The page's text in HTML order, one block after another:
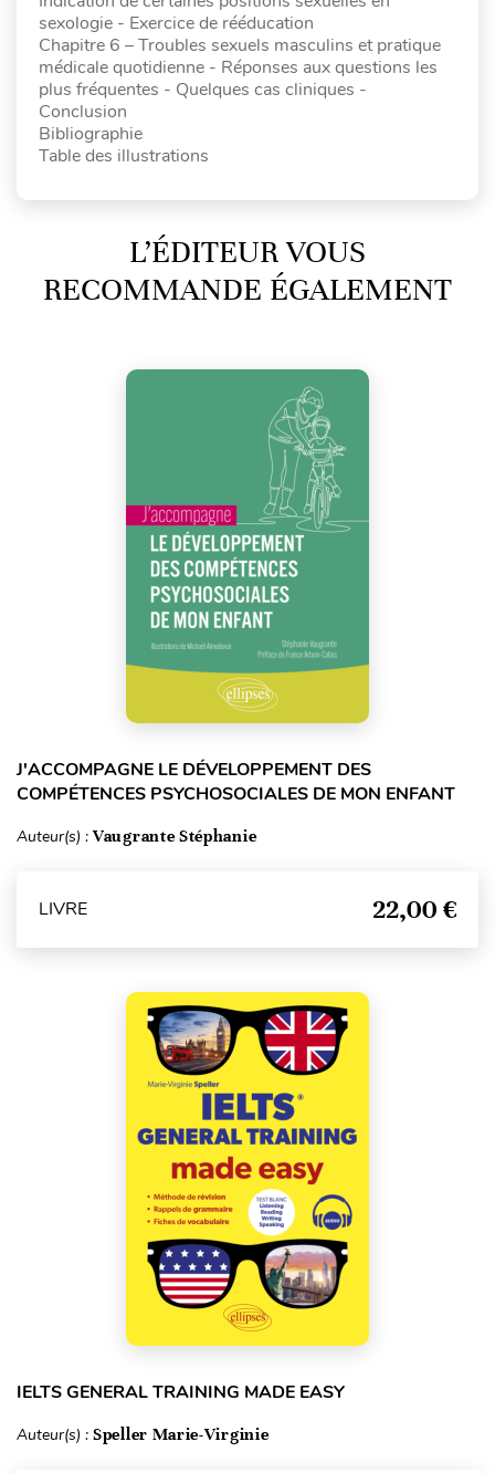
sexologie - Exercice de rééducation
Chapitre 6 – Troubles sexuels masculins et pratique
médicale quotidienne - Réponses aux questions les
plus fréquentes - Quelques cas cliniques -
Conclusion
Bibliographie
Table des illustrations
L’ÉDITEUR VOUS
RECOMMANDE ÉGALEMENT
J'ACCOMPAGNE LE DÉVELOPPEMENT DES
COMPÉTENCES PSYCHOSOCIALES DE MON ENFANT
Auteur(s) : Vaugrante Stéphanie
LIVRE 22,00 €
IELTS GENERAL TRAINING MADE EASY
Auteur(s) : Speller Marie-Virginie